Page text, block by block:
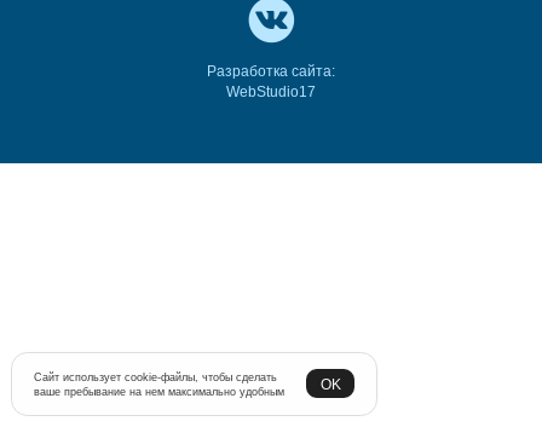
Разработка сайта:
WebStudio17
Сайт использует cookie-файлы, чтобы сделать
ваше пребывание на нем максимально удобным
OK